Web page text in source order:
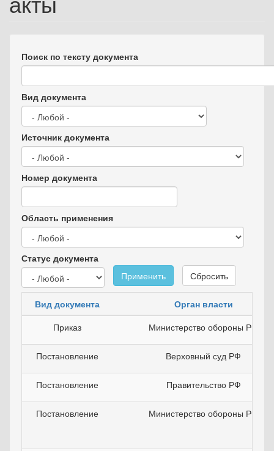
Поиск по тексту документа
Вид документа
Источник документа
Номер документа
Область применения
Статус документа
Применить
Сбросить
Вид документа
Орган власти
Приказ
Министерство обороны РФ
Постановление Верховный суд РФ
Постановление Правительство РФ
Постановление Министерство обороны РФ